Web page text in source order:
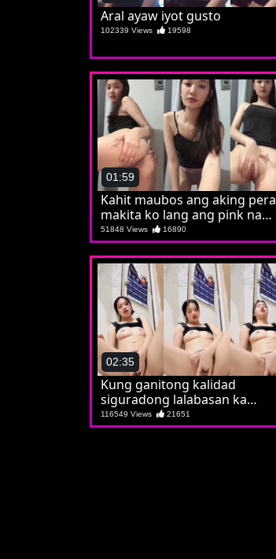
Aral ayaw iyot gusto
102339 Views 19598
01:59
Kahit maubos ang aking pera
makita ko lang ang pink na
hiyas ni Carla
51848 Views 16890
02:35
Kung ganitong kalidad
siguradong lalabasan ka
kaagad
116549 Views 21651